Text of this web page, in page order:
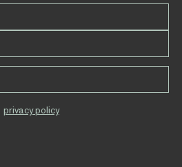
privacy policy